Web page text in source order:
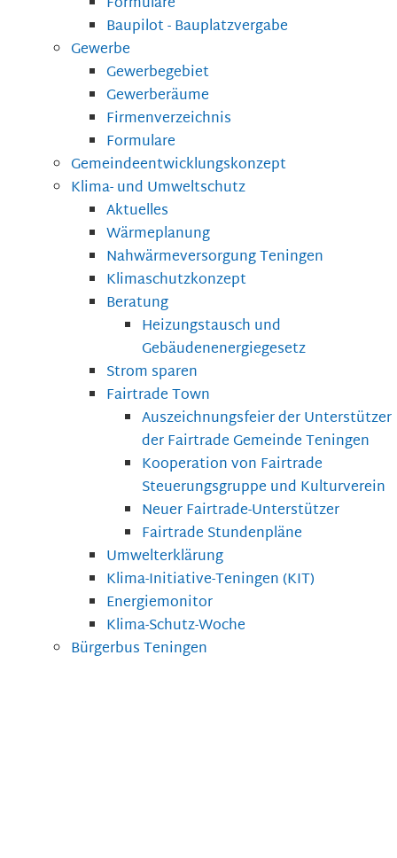
Baupilot - Bauplatzvergabe
Gewerbe
Gewerbegebiet
Gewerberäume
Firmenverzeichnis
Formulare
Gemeindeentwicklungskonzept
Klima- und Umweltschutz
Aktuelles
Wärmeplanung
Nahwärmeversorgung Teningen
Klimaschutzkonzept
Beratung
Heizungstausch und
Gebäudenenergiegesetz
Strom sparen
Fairtrade Town
Auszeichnungsfeier der Unterstützer
der Fairtrade Gemeinde Teningen
Kooperation von Fairtrade
Steuerungsgruppe und Kulturverein
Neuer Fairtrade-Unterstützer
Fairtrade Stundenpläne
Umwelterklärung
Klima-Initiative-Teningen (KIT)
Energiemonitor
Klima-Schutz-Woche
Bürgerbus Teningen